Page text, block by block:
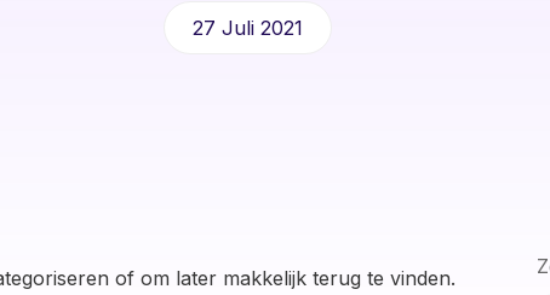
27 Juli 2021
of om later makkelijk terug te vinden.